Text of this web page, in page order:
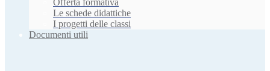
Offerta formativa
Le schede didattiche
I progetti delle classi
Documenti utili